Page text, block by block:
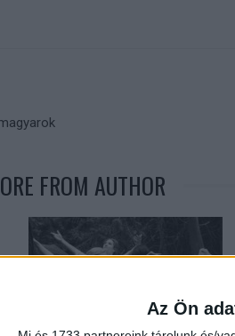
Az Ön
FROM AUTHOR